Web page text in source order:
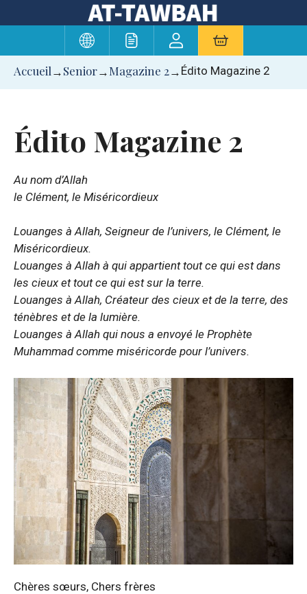
au
Accueil → Senior→ Magazine 2→ Édito Magazine 2
Édito Magazine 2
Au nom d’Allah
le Clément, le Miséricordieux
Louanges à Allah, Seigneur de l’univers, le Clément, le
Miséricordieux.
Louanges à Allah à qui appartient tout ce qui est dans
les cieux et tout ce qui est sur la terre.
Louanges à Allah, Créateur des cieux et de la terre, des
ténèbres et de la lumière.
Louanges à Allah qui nous a envoyé le Prophète
Muhammad comme miséricorde pour l’univers.
Chères sœurs, Chers frères